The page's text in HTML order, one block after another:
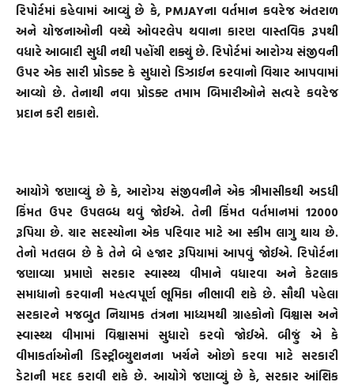
રિપોર્ટમાં કહેવામાં આવ્યું છે કે, PMJAYના વર્તમાન કવરેજ અંતરાળ
અને યોજનાઓની વચ્ચે ઓવરલેપ થવાના કારણ વાસ્તવિક રૂપથી
વધારે આબાદી સુધી નથી પહોંચી શક્યું છે. રિપોર્ટમાં આરોગ્ય સંજીવની
ઉપર એક સારી પ્રોડક્ટ કે સુધારો ડિઝાઈન કરવાનો વિચાર આપવામાં
આવ્યો છે. તેનાથી નવા પ્રોડક્ટ તમામ બિમારીઓને સત્વરે કવરેજ
પ્રદાન કરી શકાશે.
આયોગે જણાવ્યું છે કે, આરોગ્ય સંજીવનીને એક ત્રીમાસીકથી અડધી
કિંમત ઉપર ઉપલબ્ધ થવું જોઈએ. તેની કિંમત વર્તમાનમાં 12000
રૂપિયા છે. ચાર સદસ્યોના એક પરિવાર માટે આ સ્કીમ લાગુ થાય છે.
તેનો મતલબ છે કે તેને બે હજાર રૂપિયામાં આપવું જોઈએ. રિપોર્ટના
જણાવ્યા પ્રમાણે સરકાર સ્વાસ્થ્ય વીમાને વધારવા અને કેટલાક
સમાધાનો કરવાની મહત્વપૂર્ણ ભૂમિકા નીભાવી શકે છે. સૌથી પહેલા
સરકારને મજબુત નિયામક તંત્રના માધ્યમથી ગ્રાહકોનો વિશ્વાસ અને
સ્વાસ્થ્ય વીમામાં વિશ્વાસમાં સુધારો કરવો જોઈએ. બીજું એ કે
વીમાકર્તાઓની ડિસ્ટ્રીબ્યુશનના ખર્ચને ઓછો કરવા માટે સરકારી
ડેટાની મદદ કરાવી શકે છે. આયોગે જણાવ્યું છે કે, સરકાર આંશિક